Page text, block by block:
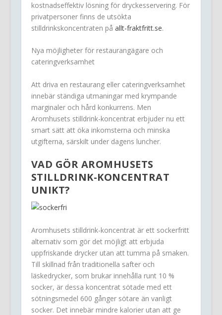
kostnadseffektiv lösning för dryckesservering. För
privatpersoner finns de utsökta
stilldrinkskoncentraten på allt-fraktfritt.se.
Nya möjligheter för restaurangägare och
cateringverksamhet
Att driva en restaurang eller cateringverksamhet
innebär ständiga utmaningar med krympande
marginaler och hård konkurrens. Men
Aromhusets stilldrink-koncentrat erbjuder nu ett
smart sätt att öka inkomsterna och minska
utgifterna, särskilt under dagens luncher.
VAD GÖR AROMHUSETS
STILLDRINK-KONCENTRAT
UNIKT?
Aromhusets stilldrink-koncentrat är ett sockerfritt
alternativ som gör det möjligt att erbjuda
uppfriskande drycker utan att tumma på smaken.
Till skillnad från traditionella safter och
läskedrycker, som brukar innehålla runt 10 %
socker, är dessa koncentrat sötade med ett
sötningsmedel 600 gånger sötare än vanligt
socker. Det innebär mindre kalorier utan att ge